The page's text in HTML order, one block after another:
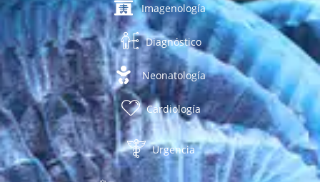
Imagenología
Diagnóstico
Neonatología
Cardiología
Urgencia